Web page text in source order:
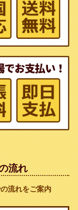
流れ
流れをご案内